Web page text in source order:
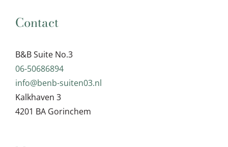
Contact
B&B Suite No.3
06-50686894
info@benb-suiten03.nl
Kalkhaven 3
4201 BA Gorinchem